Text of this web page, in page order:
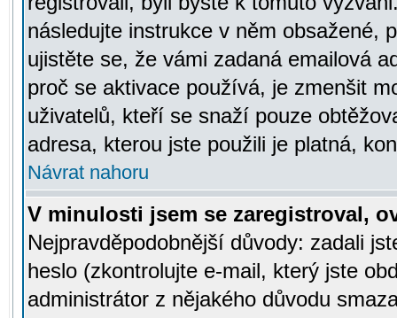
následujte instrukce v něm obsažené,
ujistěte se, že vámi zadaná emailová
proč se aktivace používá, je zmenšit
uživatelů, kteří se snaží pouze
adresa, kterou jste použili je platná,
Návrat nahoru
V minulosti jsem se zaregistroval,
Nejpravděpodobnější důvody: zadali
heslo (zkontrolujte e-mail, který jste
administrátor z nějakého důvodu